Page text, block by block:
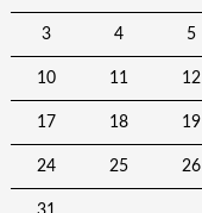
3 4 5
10 11 12
17 18 19
24 25 26